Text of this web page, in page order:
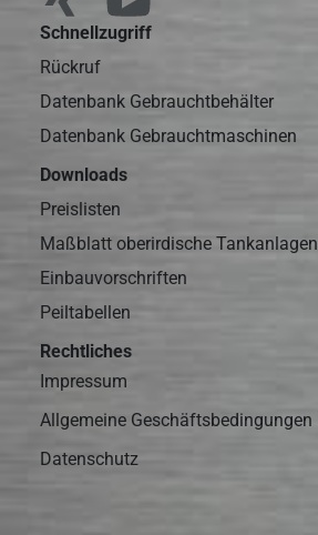
Schnellzugriff
Rückruf
Datenbank Gebrauchtbehälter
Datenbank Gebrauchtmaschinen
Downloads
Preislisten
Maßblatt oberirdische Tankanlagen
Einbauvorschriften
Peiltabellen
Rechtliches
Impressum
Allgemeine Geschäftsbedingungen
Datenschutz